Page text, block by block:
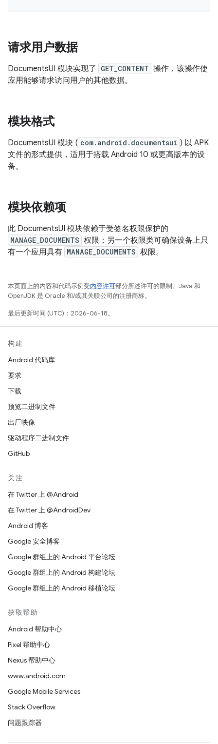
请求用户数据
DocumentsUI 模块实现了 GET_CONTENT 操作，该操作使
应用能够请求访问用户的其他数据。
模块格式
DocumentsUI 模块 ( com.android.documentsui ) 以 APK
文件的形式提供，适用于搭载 Android 10 或更高版本的设
备。
模块依赖项
此 DocumentsUI 模块依赖于受签名权限保护的
MANAGE_DOCUMENTS 权限；另一个权限类可确保设备上只
有一个应用具有 MANAGE_DOCUMENTS 权限。
本页面上的内容和代码示例受内容许可部分所述许可的限制。Java 和
OpenJDK 是 Oracle 和/或其关联公司的注册商标。
最后更新时间 (UTC)：2026-06-18。
构建
Android 代码库
要求
下载
预览二进制文件
出厂映像
驱动程序二进制文件
GitHub
关注
在 Twitter 上 @Android
在 Twitter 上 @AndroidDev
Android 博客
Google 安全博客
Google 群组上的 Android 平台论坛
Google 群组上的 Android 构建论坛
Google 群组上的 Android 移植论坛
获取帮助
Android 帮助中心
Pixel 帮助中心
Nexus 帮助中心
www.android.com
Google Mobile Services
Stack Overflow
问题跟踪器